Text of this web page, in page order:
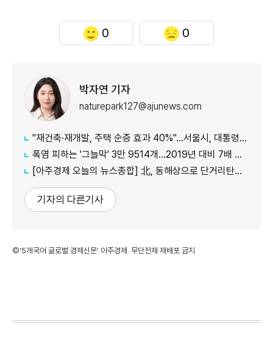
0 0
박자연 기자
naturepark127@ajunews.com
"재건축·재개발, 주택 순증 효과 40%"...서울시, 대통령실에 정비사업 '백서' 전달
폭염 피하는 '그늘막' 3만 9514개…2019년 대비 7배 증가
[아주경제 오늘의 뉴스종합] 北, 동해상으로 단거리탄도미사일 발사…42일 만에 도발 外
기자의 다른기사
©'5개국어 글로벌 경제신문' 아주경제. 무단전재·재배포 금지